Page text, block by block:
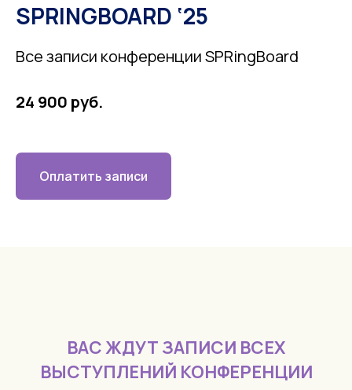
SPRINGBOARD ‘25
Все записи конференции SPRingBoard
24 900 руб.
Оплатить записи
ВАС ЖДУТ ЗАПИСИ ВСЕХ
ВЫСТУПЛЕНИЙ КОНФЕРЕНЦИИ